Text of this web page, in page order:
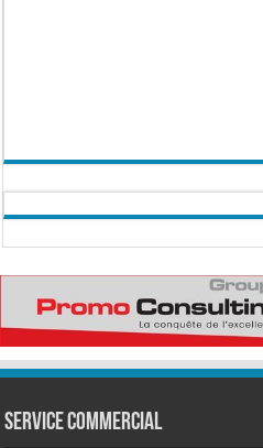
Service commercial